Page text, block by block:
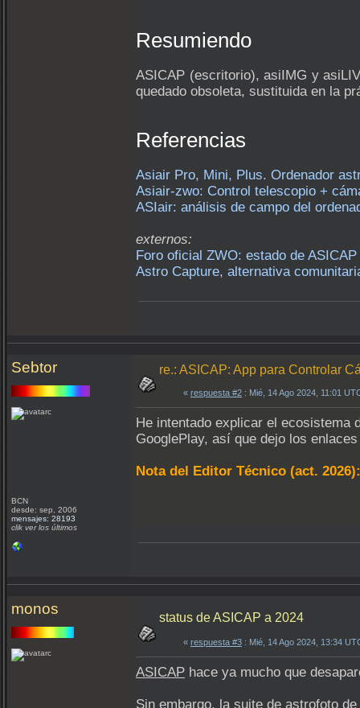
Resumiendo
ASICAP (escritorio), asiIMG y
quedado obsoleta, sustituida en la
Referencias
Asiair Pro, Mini, Plus. Ordenador
Asiair-zwo: Control telescopio +
ASIair: análisis de campo del
externos:
Foro oficial ZWO: estado de ASICAP
Astro Capture, alternativa
Sebtor
BCN
desde: sep, 2006
mensajes: 28193
clik ver los últimos
re.: ASICAP: App para Controlar
« respuesta #2 : Mié, 14 Ago 2024, 11:01
He intentado explicar el ecosistema
GooglePlay, así que dejo los
Nota del Editor Técnico (act. 2026):
monos
status de ASICAP a 2024
« respuesta #3 : Mié, 14 Ago 2024, 13:34
ASICAP hace ya mucho que
Sin embargo, la suite de astrofoto de